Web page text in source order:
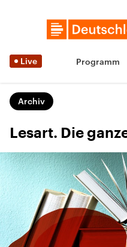
Live Programm
Archiv
Lesart. Die